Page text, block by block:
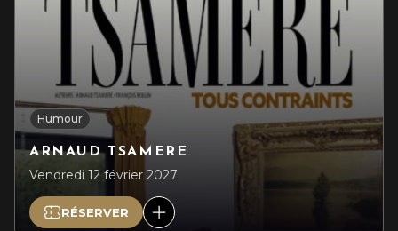
Humour
ARNAUD TSAMERE
Vendredi 12 février 2027
RÉSERVER